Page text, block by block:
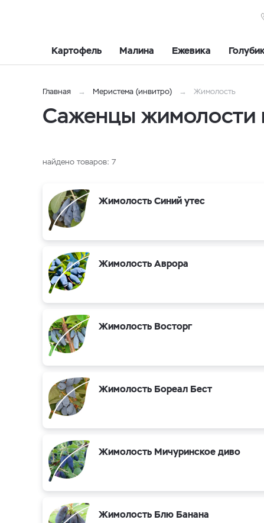
Картофель Малина Ежевика
Главная Меристема (инвитро) Жимолость
Саженцы жимолости
найдено товаров: 7
Жимолость Синий утес
Жимолость Аврора
Жимолость Восторг
Жимолость Бореал Бест
Жимолость Мичуринское диво
Жимолость Блю Банана